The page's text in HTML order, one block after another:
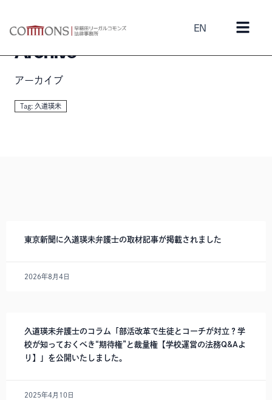
EN
Archive
アーカイブ
Tag: 久道瑛未
東京新聞に久道瑛未弁護士の取材記事が掲載されました
2026年8月4日
久道瑛未弁護士のコラム「部活改革で生徒とコーチが対立？学
校が知っておくべき“期待権”と裁量権【学校運営の法務Q&Aよ
り】」を公開いたしました。
2025年4月10日